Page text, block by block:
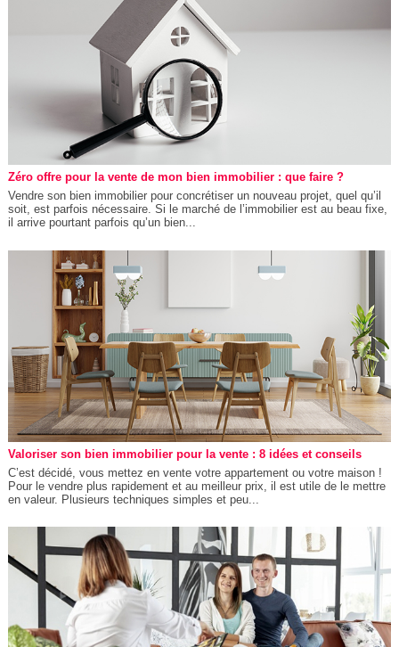
Zéro offre pour la vente de mon bien immobilier : que faire ?
Vendre son bien immobilier pour concrétiser un nouveau projet, quel qu’il
soit, est parfois nécessaire. Si le marché de l’immobilier est au beau fixe,
il arrive pourtant parfois qu’un bien...
Valoriser son bien immobilier pour la vente : 8 idées et conseils
C’est décidé, vous mettez en vente votre appartement ou votre maison !
Pour le vendre plus rapidement et au meilleur prix, il est utile de le mettre
en valeur. Plusieurs techniques simples et peu...